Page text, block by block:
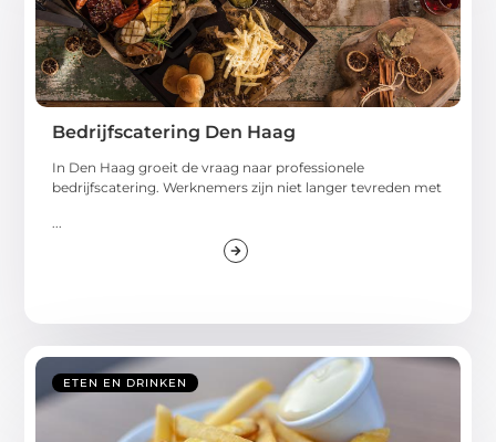
Bedrijfscatering Den Haag
In Den Haag groeit de vraag naar professionele
bedrijfscatering. Werknemers zijn niet langer tevreden met
...
ETEN EN DRINKEN